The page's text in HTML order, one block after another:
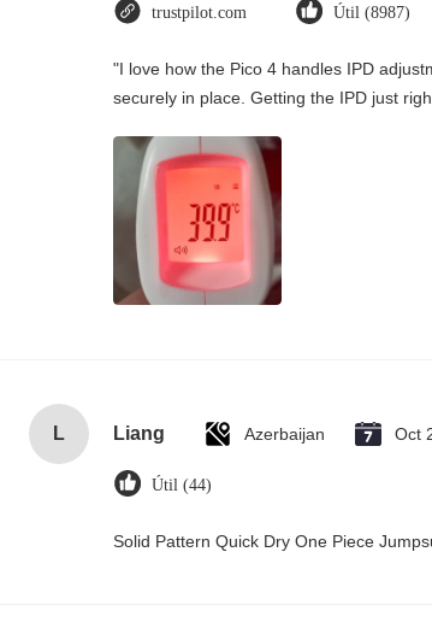
trustpilot.com Útil (8987)
"I love how the Pico 4 handles IPD
securely in place. Getting the IPD just
L Liang Azerbaijan Oct
Útil (44)
Solid Pattern Quick Dry One Piece